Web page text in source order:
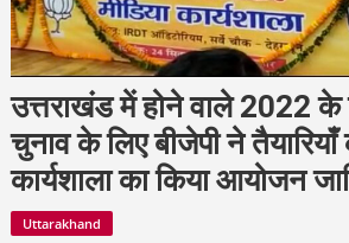
उत्तराखंड में होने वाले 2022 के
चुनाव के लिए बीजेपी ने तैयारियाँ
कार्यशाला का किया आयोजन
Uttarakhand